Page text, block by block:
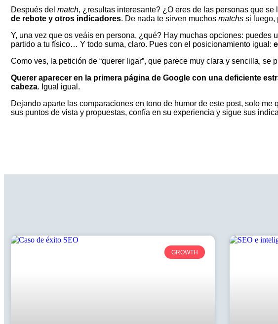
Después del match, ¿resultas interesante? ¿O eres de las personas que
de rebote y otros indicadores. De nada te sirven muchos matchs si luego,
Y, una vez que os veáis en persona, ¿qué? Hay muchas opciones:
partido a tu físico… Y todo suma, claro. Pues con el posicionamiento igual:
Como ves, la petición de “querer ligar”, que parece muy clara y sencilla,
Querer aparecer en la primera página de Google con una deficiente
cabeza. Igual igual.
Dejando aparte las comparaciones en tono de humor de este post, solo me
sus puntos de vista y propuestas, confía en su experiencia y sigue sus
GROWTH